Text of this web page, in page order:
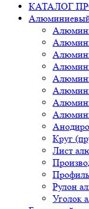
КАТАЛОГ
Круг
Лист
Рулон
Уголок